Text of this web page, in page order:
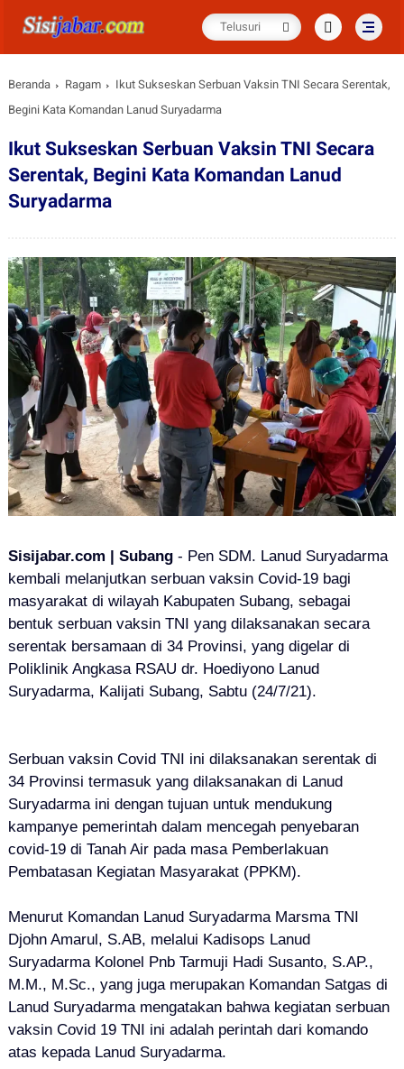
Beranda Ragam
Ikut Sukseskan Serbuan Vaksin TNI Secara Serentak,
Begini Kata Komandan Lanud Suryadarma
Ikut Sukseskan Serbuan Vaksin TNI Secara
Serentak, Begini Kata Komandan Lanud
Suryadarma
Sisijabar.com | Subang - Pen SDM. Lanud Suryadarma
kembali melanjutkan serbuan vaksin Covid-19 bagi
masyarakat di wilayah Kabupaten Subang, sebagai
bentuk serbuan vaksin TNI yang dilaksanakan secara
serentak bersamaan di 34 Provinsi, yang digelar di
Poliklinik Angkasa RSAU dr. Hoediyono Lanud
Suryadarma, Kalijati Subang, Sabtu (24/7/21).
Serbuan vaksin Covid TNI ini dilaksanakan serentak di
34 Provinsi termasuk yang dilaksanakan di Lanud
Suryadarma ini dengan tujuan untuk mendukung
kampanye pemerintah dalam mencegah penyebaran
covid-19 di Tanah Air pada masa Pemberlakuan
Pembatasan Kegiatan Masyarakat (PPKM).
Menurut Komandan Lanud Suryadarma Marsma TNI
Djohn Amarul, S.AB, melalui Kadisops Lanud
Suryadarma Kolonel Pnb Tarmuji Hadi Susanto, S.AP.,
M.M., M.Sc., yang juga merupakan Komandan Satgas di
Lanud Suryadarma mengatakan bahwa kegiatan serbuan
vaksin Covid 19 TNI ini adalah perintah dari komando
atas kepada Lanud Suryadarma.